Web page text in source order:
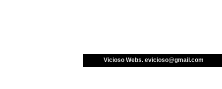
Vicioso Webs. evicioso@gmail.com